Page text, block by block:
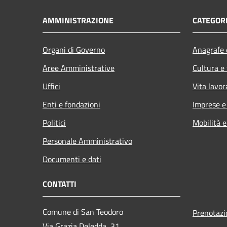
AMMINISTRAZIONE
Organi di Governo
Aree Amministrative
Uffici
Enti e fondazioni
Politici
Personale Amministrativo
Documenti e dati
Cultura
Vita
Imprese
Mobilità
CONTATTI
Comune di San Teodoro